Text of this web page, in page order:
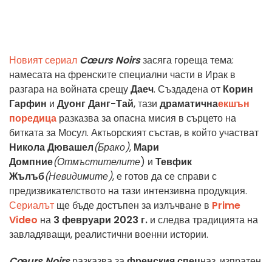
Новият сериал Cœurs Noirsзасяга гореща тема:
намесата на френските специални части в Ирак в
разгара на войната срещуДаеч. Създадена от Корин
Гарфин и Дуонг Данг-Тай, тази драматичнаекшън
поредица разказва за опасна мисия в сърцето на
битката за Мосул. Актьорският състав, в който участват
Никола Дювашел(Брако), Мари
Домпние(Отмъстителите) и Тевфик
Жълъб(Невидимите), е готов да се справи с
предизвикателството на тази интензивна продукция.
Сериалът ще бъде достъпен за излъчване в Prime
Video на 3 февруари 2023 г. и следва традицията на
завладяващи, реалистични военни истории.